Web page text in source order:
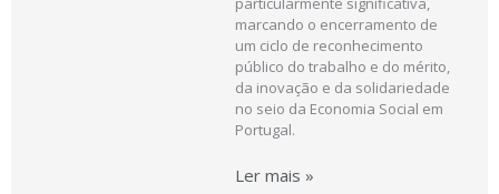
marcando o encerramento de
um ciclo de reconhecimento
público do trabalho e do mérito,
da inovação e da solidariedade
no seio da Economia Social em
Portugal.
Ler mais »